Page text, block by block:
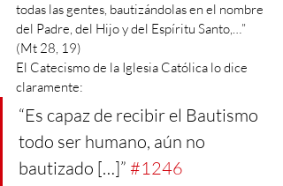
todas las gentes, bautizándolas en el nombre
del Padre, del Hijo y del Espíritu Santo,…”
(Mt 28, 19)
El Catecismo de la Iglesia Católica lo dice
claramente:
“Es capaz de recibir el Bautismo
todo ser humano, aún no
bautizado […]” #1246